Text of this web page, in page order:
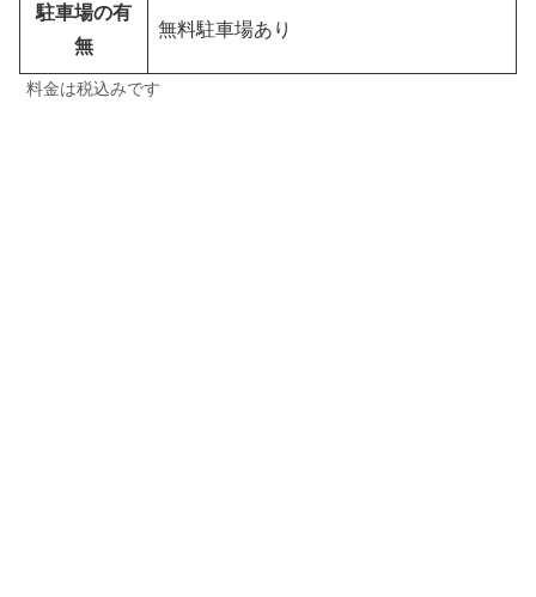
駐車場の有
無
無料駐車場あり
料金は税込みです